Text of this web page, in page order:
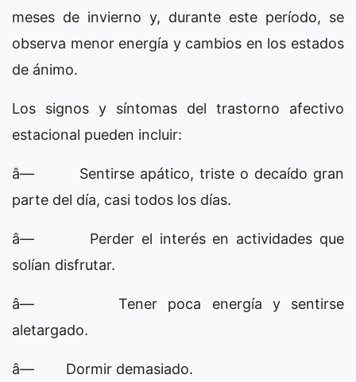
meses de invierno y, durante este período, se
observa menor energía y cambios en los estados
de ánimo.
Los signos y síntomas del trastorno afectivo
estacional pueden incluir:
â— Sentirse apático, triste o decaído gran
parte del día, casi todos los días.
â— Perder el interés en actividades que
solían disfrutar.
â— Tener poca energía y sentirse
aletargado.
â— Dormir demasiado.